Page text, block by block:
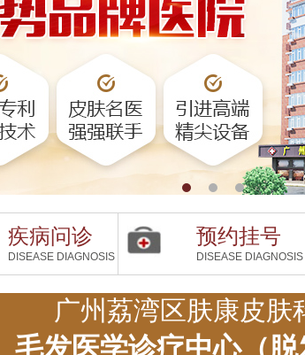
疾病问诊
DISEASE DIAGNOSIS
预约挂号
DISEASE DIAGNOSIS
广州荔湾区肤康皮肤
毛发医学诊疗中心（脱